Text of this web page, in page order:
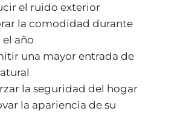
el ruido exterior
la comodidad durante
año
una mayor entrada de
la seguridad del hogar
la apariencia de su